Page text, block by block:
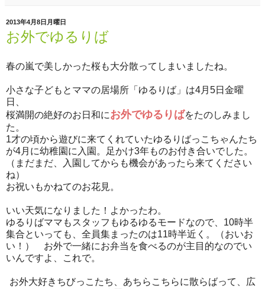
2013年4月8日月曜日
お外でゆるりば
春の嵐で美しかった桜も大分散ってしまいましたね。
小さな子どもとママの居場所「ゆるりば」は4月5日金曜
日、
桜満開の絶好のお日和にお外でゆるりばをたのしみまし
た。
1才の頃から遊びに来てくれていたゆるりばっこちゃんたち
が4月に幼稚園に入園。足かけ3年ものお付き合いでした。
（まだまだ、入園してからも機会があったら来てください
ね）
お祝いもかねてのお花見。
いい天気になりました！よかったわ。
ゆるりばママもスタッフもゆるゆるモードなので、10時半
集合といっても、全員集まったのは11時半近く。（おいお
い！） お外で一緒にお弁当を食べるのが主目的なのでい
いんですよ、これで。
お外大好きちびっこたち、あちらこちらに散らばって、広